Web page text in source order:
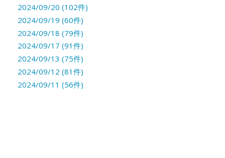
2024/09/20 (102件)
2024/09/19 (60件)
2024/09/18 (79件)
2024/09/17 (91件)
2024/09/13 (75件)
2024/09/12 (81件)
2024/09/11 (56件)